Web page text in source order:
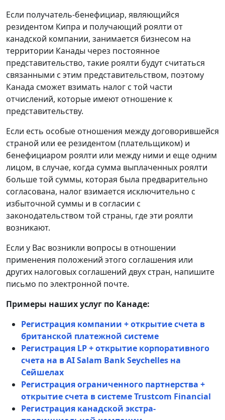
Если получатель-бенефициар, являющийся
резидентом Кипра и получающий роялти от
канадской компании, занимается бизнесом на
территории Канады через постоянное
представительство, такие роялти будут считаться
связанными с этим представительством, поэтому
Канада сможет взимать налог с той части
отчислений, которые имеют отношение к
представительству.
Если есть особые отношения между договорившейся
страной или ее резидентом (плательщиком) и
бенефициаром роялти или между ними и еще одним
лицом, в случае, когда сумма выплаченных роялти
больше той суммы, которая была предварительно
согласована, налог взимается исключительно с
избыточной суммы и в согласии с
законодательством той страны, где эти роялти
возникают.
Если у Вас возникли вопросы в отношении
применения положений этого соглашения или
других налоговых соглашений двух стран, напишите
письмо по электронной почте.
Примеры наших услуг по Канаде:
Регистрация компании + открытие счета в
британской платежной системе
Регистрация LP + открытие корпоративного
счета на в AI Salam Bank Seychelles на
Сейшелах
Регистрация ограниченного партнерства +
открытие счета в системе Trustcom Financial
Регистрация канадской экстра-